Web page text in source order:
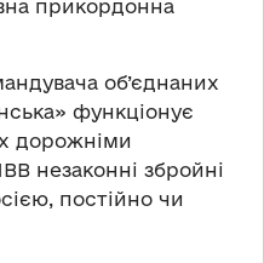
прикордонна
об’єднаних
функціонує
дорожніми
незаконні збройні
постійно чи